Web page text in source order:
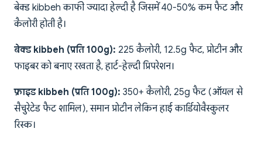
बेक्ड kibbeh काफी ज्यादा हेल्दी है जिसमें 40-50% कम फैट और
कैलोरी होती है।
बेक्ड kibbeh (प्रति 100g): 225 कैलोरी, 12.5g फैट, प्रोटीन और
फाइबर को बनाए रखता है, हार्ट-हेल्दी प्रिपरेशन।
फ्राइड kibbeh (प्रति 100g): 350+ कैलोरी, 25g फैट (ऑयल से
सैचुरेटेड फैट शामिल), समान प्रोटीन लेकिन हाई कार्डियोवैस्कुलर
रिस्क।